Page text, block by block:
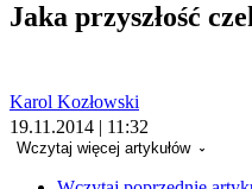
Jaka przyszłość
Karol Kozłowski
19.11.2014 | 11:32
Wczytaj więcej artykułów